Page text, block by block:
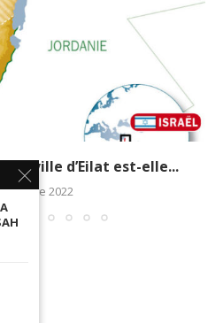
La ville d’Eilat est-elle...
2022